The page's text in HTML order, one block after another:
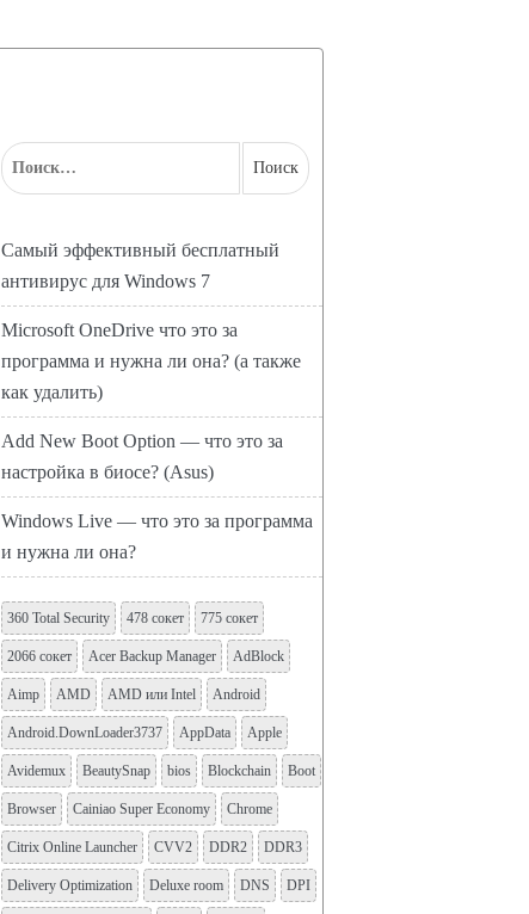
Самый эффективный бесплатный
антивирус для Windows 7
Microsoft OneDrive что это за
программа и нужна ли она? (а также
как удалить)
Add New Boot Option — что это за
настройка в биосе? (Asus)
Windows Live — что это за программа
и нужна ли она?
360 Total Security 478 сокет 775 сокет
2066 сокет Acer Backup Manager AdBlock
Aimp AMD AMD или Intel Android
Android.DownLoader3737 AppData Apple
Avidemux BeautySnap bios Blockchain Boot
Browser Cainiao Super Economy Chrome
Citrix Online Launcher CVV2 DDR2 DDR3
Delivery Optimization Deluxe room DNS DPI